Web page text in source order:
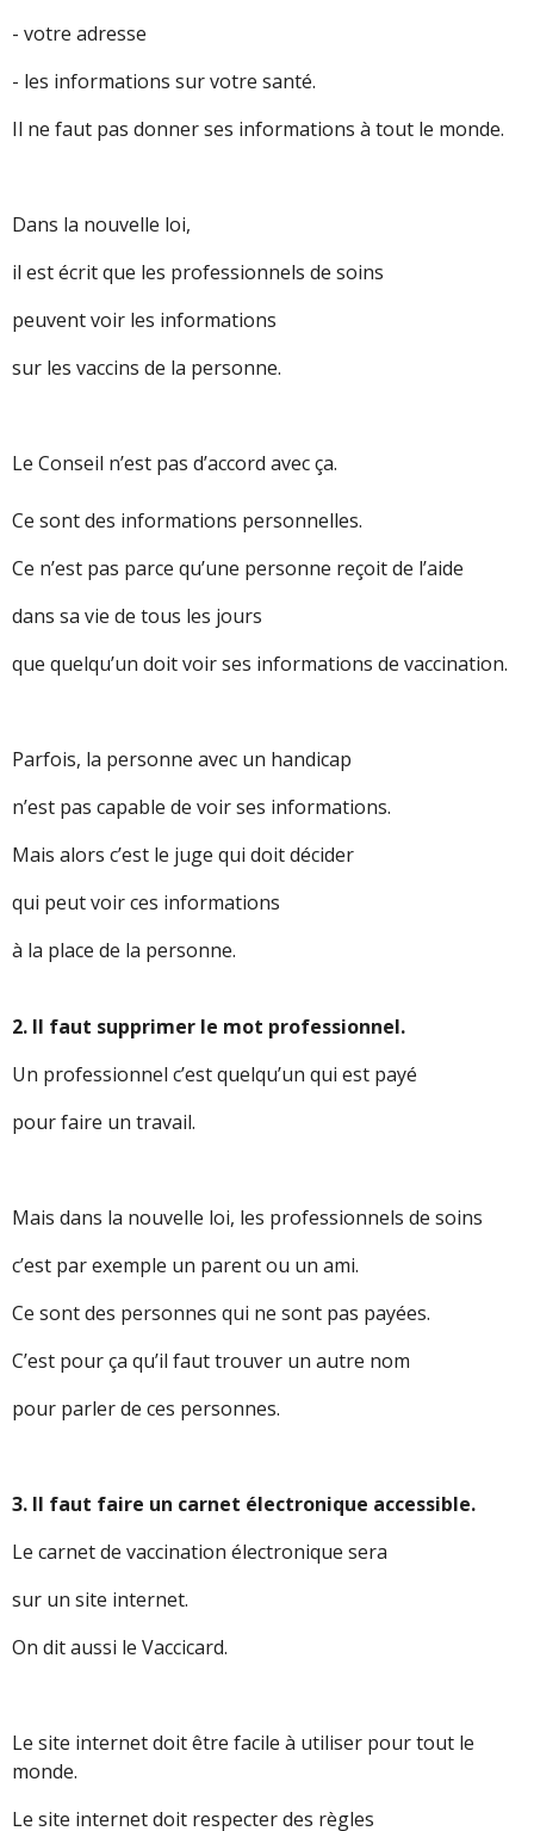
- votre adresse
- les informations sur votre santé.
Il ne faut pas donner ses informations à tout le monde.
Dans la nouvelle loi,
il est écrit que les professionnels de soins
peuvent voir les informations
sur les vaccins de la personne.
Le Conseil n’est pas d’accord avec ça.
Ce sont des informations personnelles.
Ce n’est pas parce qu’une personne reçoit de l’aide
dans sa vie de tous les jours
que quelqu’un doit voir ses informations de vaccination.
Parfois, la personne avec un handicap
n’est pas capable de voir ses informations.
Mais alors c’est le juge qui doit décider
qui peut voir ces informations
à la place de la personne.
2. Il faut supprimer le mot professionnel.
Un professionnel c’est quelqu’un qui est payé
pour faire un travail.
Mais dans la nouvelle loi, les professionnels de soins
c’est par exemple un parent ou un ami.
Ce sont des personnes qui ne sont pas payées.
C’est pour ça qu’il faut trouver un autre nom
pour parler de ces personnes.
3. Il faut faire un carnet électronique accessible.
Le carnet de vaccination électronique sera
sur un site internet.
On dit aussi le Vaccicard.
Le site internet doit être facile à utiliser pour tout le
monde.
Le site internet doit respecter des règles